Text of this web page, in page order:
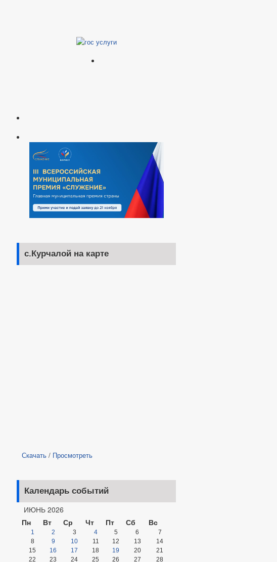
с.Курчалой на карте
Скачать / Просмотреть
Календарь событий
ИЮНЬ 2026
Пн
Вт Ср Чт Пт Сб Вс
1 2 3 4 5 6
7
8
9 10 11 12 13
14
15
16 17 18 19 20
21
22
23 24 25 26 27 28